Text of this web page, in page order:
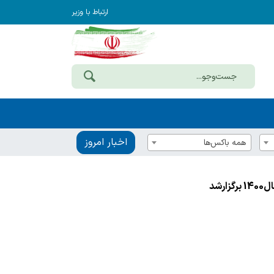
ارتباط با وزیر
همه باکس‌ها اخبار امروز